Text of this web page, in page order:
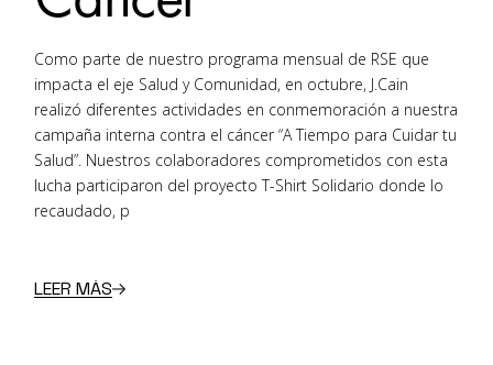
Como parte de nuestro programa mensual de RSE que
impacta el eje Salud y Comunidad, en octubre, J.Cain
realizó diferentes actividades en conmemoración a nuestra
campaña interna contra el cáncer “A Tiempo para Cuidar tu
Salud”. Nuestros colaboradores comprometidos con esta
lucha participaron del proyecto T-Shirt Solidario donde lo
recaudado, p
LEER MÁS